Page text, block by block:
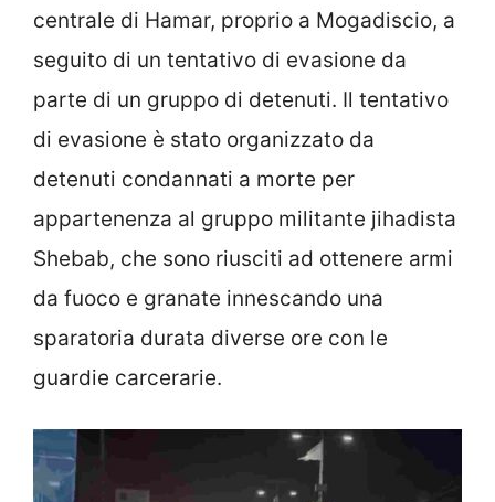
centrale di Hamar, proprio a Mogadiscio, a
seguito di un tentativo di evasione da
parte di un gruppo di detenuti. Il tentativo
di evasione è stato organizzato da
detenuti condannati a morte per
appartenenza al gruppo militante jihadista
Shebab, che sono riusciti ad ottenere armi
da fuoco e granate innescando una
sparatoria durata diverse ore con le
guardie carcerarie.